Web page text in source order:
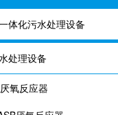
体化污水处理设备
处理设备
氧反应器